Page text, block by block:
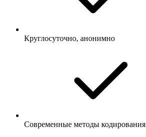
Круглосуточно, анонимно
Современные методы кодирования